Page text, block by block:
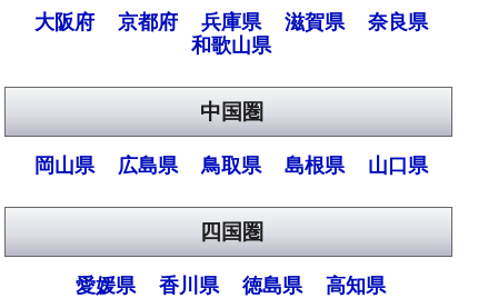
大阪府 京都府 兵庫県 滋賀県
奈良県
和歌山県
中国圏
岡山県 広島県 鳥取県 島根県 山口県
四国圏
愛媛県 香川県 徳島県 高知県